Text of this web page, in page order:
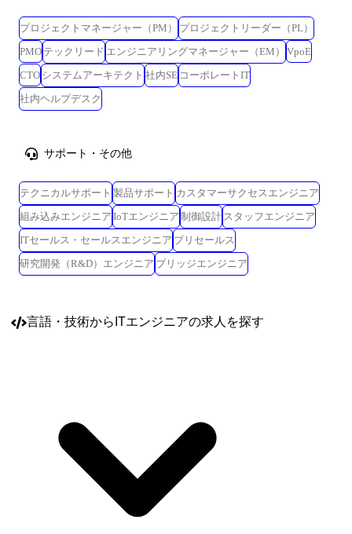
プロジェクトマネージャー（PM）
プロジェクトリーダー（PL）
PMO テックリード エンジニアリングマネージャー（EM）
VpoE
CTO システムアーキテクト 社内SE コーポレートIT
社内ヘルプデスク
サポート・その他
テクニカルサポート 製品サポート カスタマーサクセスエンジニア
組み込みエンジニア IoTエンジニア 制御設計 スタッフエンジニア
ITセールス・セールスエンジニア プリセールス
研究開発（R&D）エンジニア ブリッジエンジニア
言語・技術からITエンジニアの求人を探す